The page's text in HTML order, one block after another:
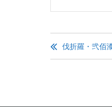
投
稿伐折羅・弐佰